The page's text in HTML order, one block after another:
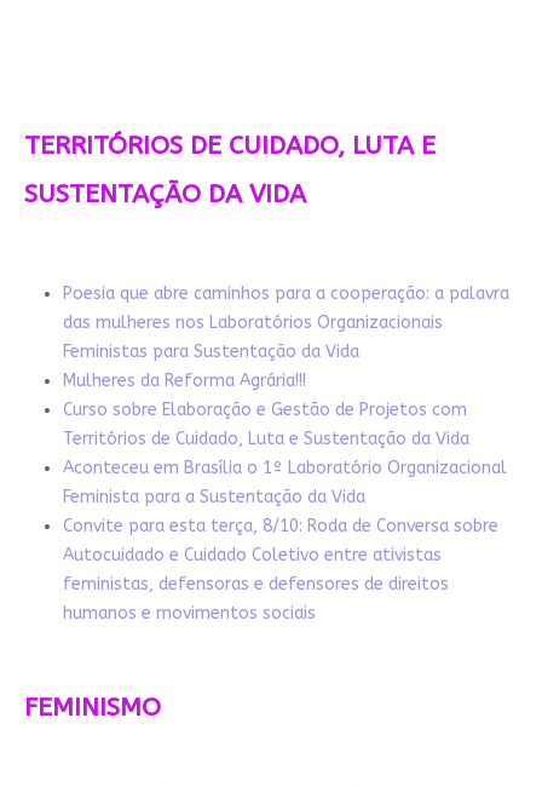
TERRITÓRIOS DE CUIDADO, LUTA E
SUSTENTAÇÃO DA VIDA
Poesia que abre caminhos para a cooperação: a palavra
das mulheres nos Laboratórios Organizacionais
Feministas para Sustentação da Vida
Mulheres da Reforma Agrária!!!
Curso sobre Elaboração e Gestão de Projetos com
Territórios de Cuidado, Luta e Sustentação da Vida
Aconteceu em Brasília o 1º Laboratório Organizacional
Feminista para a Sustentação da Vida
Convite para esta terça, 8/10: Roda de Conversa sobre
Autocuidado e Cuidado Coletivo entre ativistas
feministas, defensoras e defensores de direitos
humanos e movimentos sociais
FEMINISMO